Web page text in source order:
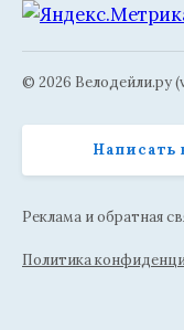
© 2026 Велодейли.ру
Написать
Реклама и обратная
Политика